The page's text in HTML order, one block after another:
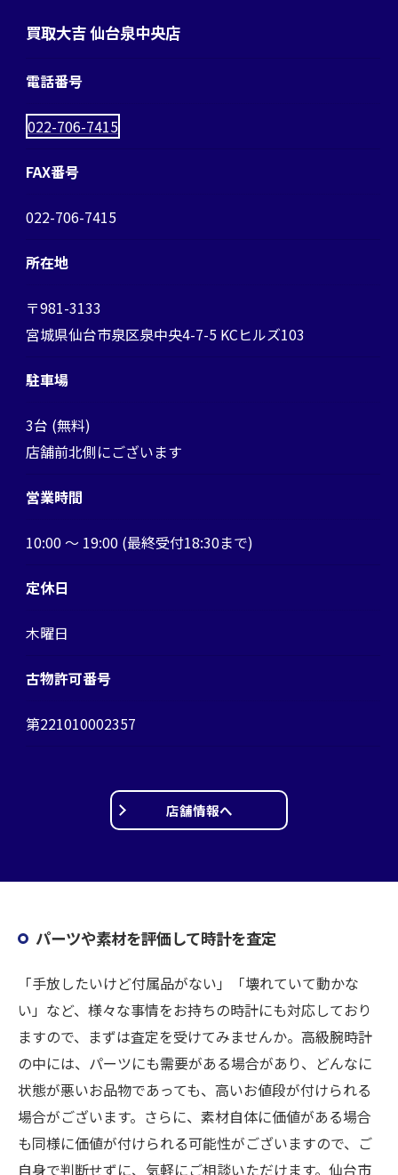
買取大吉 仙台泉中央店
電話番号
022-706-7415
FAX番号
022-706-7415
所在地
〒981-3133
宮城県仙台市泉区泉中央4-7-5 KCヒルズ103
駐車場
3台 (無料)
店舗前北側にございます
営業時間
10:00 ～ 19:00 (最終受付18:30まで)
定休日
木曜日
古物許可番号
第221010002357
店舗情報へ
パーツや素材を評価して時計を査定
「手放したいけど付属品がない」「壊れていて動かな
い」など、様々な事情をお持ちの時計にも対応しており
ますので、まずは査定を受けてみませんか。高級腕時計
の中には、パーツにも需要がある場合があり、どんなに
状態が悪いお品物であっても、高いお値段が付けられる
場合がございます。さらに、素材自体に価値がある場合
も同様に価値が付けられる可能性がございますので、ご
自身で判断せずに、気軽にご相談いただけます。仙台市